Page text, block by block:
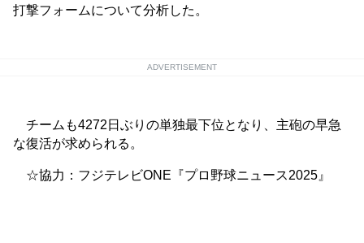
打撃フォームについて分析した。
ADVERTISEMENT
チームも4272日ぶりの単独最下位となり、主砲の早急
な復活が求められる。
☆協力：フジテレビONE『プロ野球ニュース2025』